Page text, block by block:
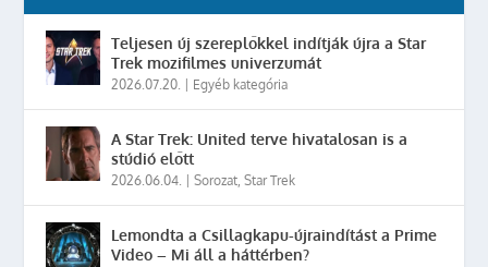
Teljesen új szereplőkkel indítják újra a Star
Trek mozifilmes univerzumát
2026.07.20. Egyéb kategória
A Star Trek: United terve hivatalosan is a
stúdió előtt
2026.06.04. |Sorozat ,Star Trek
Lemondta a Csillagkapu-újraindítást a Prime
Video – Mi áll a háttérben?